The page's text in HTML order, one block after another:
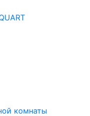
комнаты